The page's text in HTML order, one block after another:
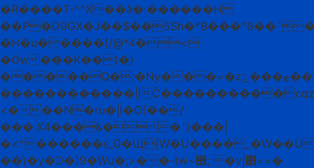
�R����T-^^X��ӛ�:������H
�H�u�����[/@*4�<
�Ow���K��t�}
�����Q�:�Ny���=�zޓ���ݻ���y�y�/;_�Ʈ�܄݄0-
������������|l
<���N�ru�|l�O{��/
���.X4���&��`}���|
�<^
��}�y�Ͽ�]9�Wu�;>��-tw~޿; �v|߻==�